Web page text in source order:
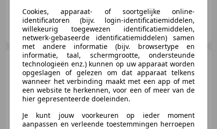
Arvlad Cars
NL-3646 AK WAVERVEEN
Volkswagen
Transporter2.0 TDI L2H1
110kW 9 pers AC 2XDOOR NW
MODEL ** 10
€ 10.999
Excl. BTW
Cookies, apparaat- of soortgelijke online-
identificatoren (bijv. login-identificatiemiddelen,
willekeurig toegewezen identificatiemiddelen,
netwerk-gebaseerde identificatiemiddelen) samen
met andere informatie (bijv. browsertype en
informatie, taal, schermgrootte, ondersteunde
technologieën enz.) kunnen op uw apparaat worden
opgeslagen of gelezen om dat apparaat telkens
wanneer het verbinding maakt met een app of met
een website te herkennen, voor een of meer van de
hier gepresenteerde doeleinden.
Je kunt jouw voorkeuren op ieder moment
aanpassen en verleende toestemmingen herroepen